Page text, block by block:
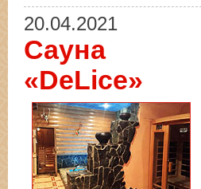
20.04.2021
Сауна
«DeLice»